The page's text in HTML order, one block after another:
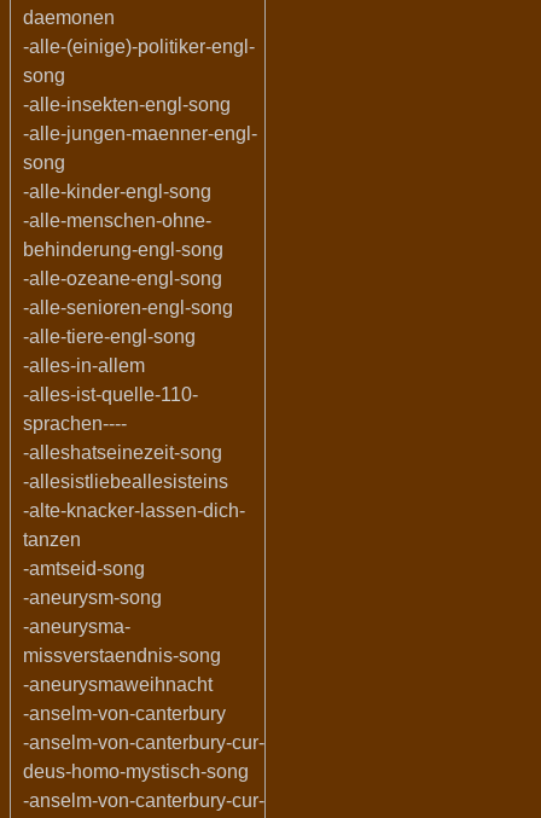
daemonen
-alle-(einige)-politiker-engl-
song
-alle-insekten-engl-song
-alle-jungen-maenner-engl-
song
-alle-kinder-engl-song
-alle-menschen-ohne-
behinderung-engl-song
-alle-ozeane-engl-song
-alle-senioren-engl-song
-alle-tiere-engl-song
-alles-in-allem
-alles-ist-quelle-110-
sprachen----
-alleshatseinezeit-song
-allesistliebeallesisteins
-alte-knacker-lassen-dich-
tanzen
-amtseid-song
-aneurysm-song
-aneurysma-
missverstaendnis-song
-aneurysmaweihnacht
-anselm-von-canterbury
-anselm-von-canterbury-cur-
deus-homo-mystisch-song
-anselm-von-canterbury-cur-